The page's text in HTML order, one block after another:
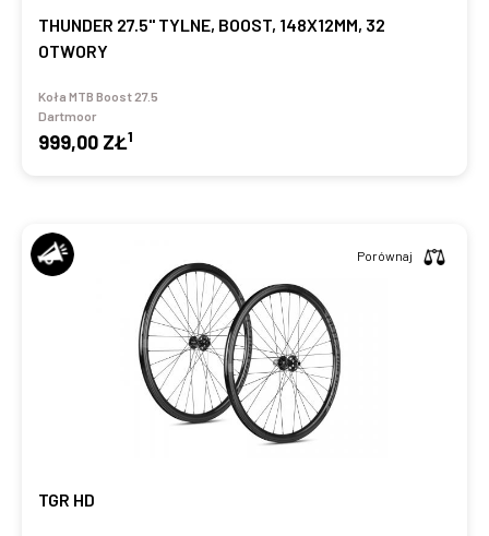
THUNDER 27.5" TYLNE, BOOST, 148X12MM, 32
OTWORY
Koła MTB Boost 27.5
Dartmoor
999,00 ZŁ1
TGR HD
Porównaj